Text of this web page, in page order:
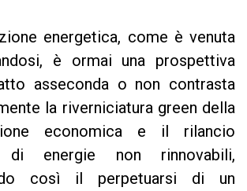
energetica, come è venuta
è ormai una prospettiva
asseconda o non contrasta
la riverniciatura green della
economica e il rilancio
di energie non rinnovabili,
così il perpetuarsi di un